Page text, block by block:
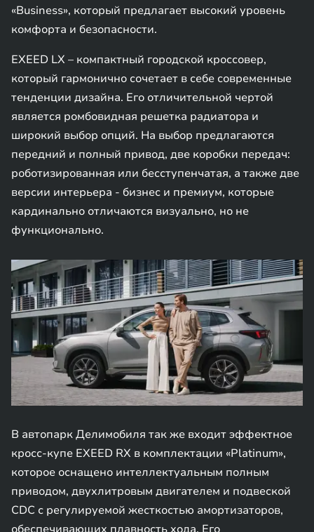
«Business», который предлагает высокий уровень
комфорта и безопасности.
EXEED LX – компактный городской кроссовер,
который гармонично сочетает в себе современные
тенденции дизайна. Его отличительной чертой
является ромбовидная решетка радиатора и
широкий выбор опций. На выбор предлагаются
передний и полный привод, две коробки передач:
роботизированная или бесступенчатая, а также две
версии интерьера - бизнес и премиум, которые
кардинально отличаются визуально, но не
функционально.
В автопарк Делимобиля так же входит эффектное
кросс-купе EXEED RX в комплектации «Platinum»,
которое оснащено интеллектуальным полным
приводом, двухлитровым двигателем и подвеской
CDC с регулируемой жесткостью амортизаторов,